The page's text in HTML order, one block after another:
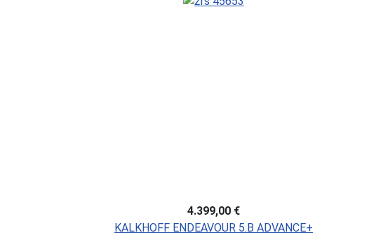
4.399,00 €
KALKHOFF ENDEAVOUR 5.B ADVANCE+